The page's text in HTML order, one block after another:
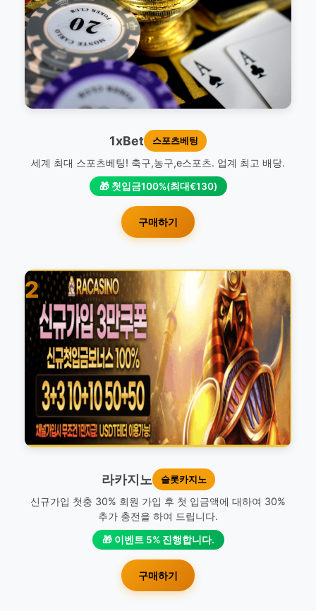
1xBet 스포츠베팅
세계 최대 스포츠베팅! 축구,농구,e스포츠. 업계 최고 배당.
🎁 첫입금100%(최대€130)
구매하기
2
라카지노 슬롯카지노
신규가입 첫충 30% 회원 가입 후 첫 입금액에 대하여 30%
추가 충전을 하여 드립니다.
🎁 이벤트 5% 진행합니다.
구매하기